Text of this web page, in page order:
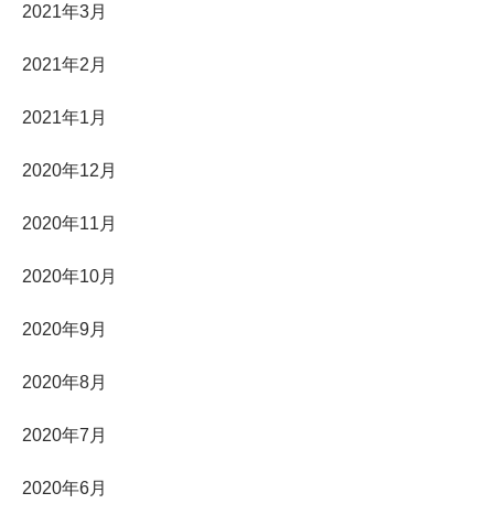
2021年3月
2021年2月
2021年1月
2020年12月
2020年11月
2020年10月
2020年9月
2020年8月
2020年7月
2020年6月